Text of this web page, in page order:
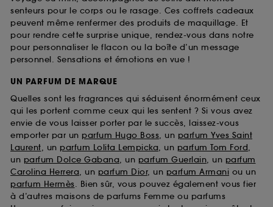
senteurs pour le corps ou le rasage. Ces coffrets cadeaux
peuvent même renfermer des produits de maquillage. Et
pour rendre cette surprise unique, rendez-vous dans notre
pour personnaliser le flacon ou la boîte d’un message
personnel. Sensations et émotions en vue !
UN PARFUM DE MARQUE
Quelles sont les fragrances qui séduisent énormément ceux
qui les portent comme ceux qui les sentent ? Si vous avez
envie de vous laisser porter par le succès, laissez-vous
emporter par un parfum Hugo Boss, un parfum Yves Saint
Laurent, un parfum Lolita Lempicka, un parfum Tom Ford,
un parfum Dolce Gabana, un parfum Guerlain, un parfum
Carolina Herrera, un parfum Dior, un parfum Armani ou un
parfum Hermès. Bien sûr, vous pouvez également vous fier
à d’autres maisons de parfums Femme ou parfums